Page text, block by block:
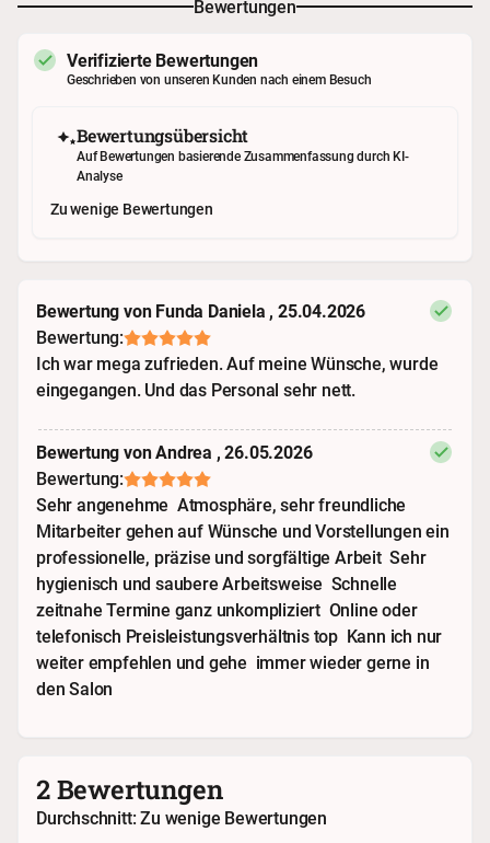
Bewertungen
Verifizierte Bewertungen
Geschrieben von unseren Kunden nach einem Besuch
Bewertungsübersicht
Auf Bewertungen basierende Zusammenfassung durch KI-
Analyse
Zu wenige Bewertungen
Bewertung von Funda Daniela , 25.04.2026
Bewertung:
Ich war mega zufrieden. Auf meine Wünsche, wurde
eingegangen. Und das Personal sehr nett.
Bewertung von Andrea , 26.05.2026
Bewertung:
Sehr angenehme Atmosphäre, sehr freundliche
Mitarbeiter gehen auf Wünsche und Vorstellungen ein
professionelle, präzise und sorgfältige Arbeit Sehr
hygienisch und saubere Arbeitsweise Schnelle
zeitnahe Termine ganz unkompliziert Online oder
telefonisch Preisleistungsverhältnis top Kann ich nur
weiter empfehlen und gehe immer wieder gerne in
den Salon
2 Bewertungen
Durchschnitt: Zu wenige Bewertungen